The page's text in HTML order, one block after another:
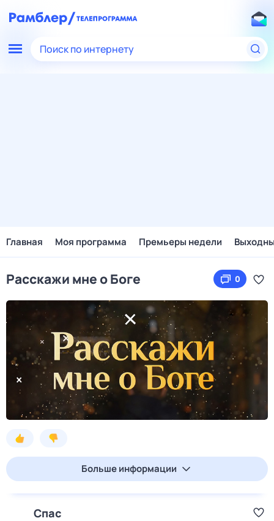
Поиск по интернету
Главная Моя программа Премьеры недели
Расскажи мне о Боге 0
Больше информации
Спас